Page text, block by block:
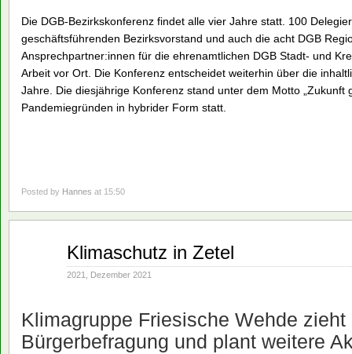
Die DGB-Bezirkskonferenz findet alle vier Jahre statt. 100
geschäftsführenden Bezirksvorstand und auch die acht DGB
Ansprechpartner:innen für die ehrenamtlichen DGB Stadt- und
Arbeit vor Ort. Die Konferenz entscheidet weiterhin über die
Jahre. Die diesjährige Konferenz stand unter dem Motto „Zukunft
Pandemiegründen in hybrider Form statt.
Posted by Hannes at 15:50
Klimaschutz in Zetel
2021 Dezember 2021
Klimagruppe Friesische Wehde
Bürgerbefragung und plant weitere